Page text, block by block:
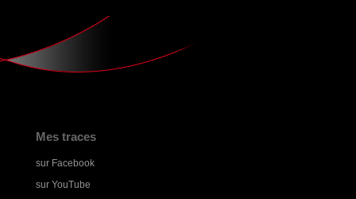
Mes traces
sur Facebook
sur YouTube